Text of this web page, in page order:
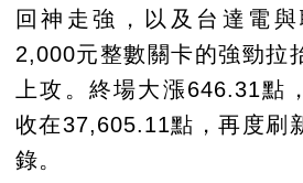
回神走強，以及台達電
2,000元整數關卡的強勁拉
上攻。終場大漲646.31點
收在37,605.11點，再度刷
錄。